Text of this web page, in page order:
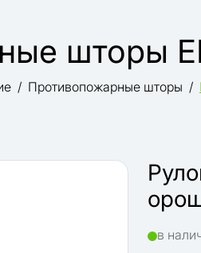
шторы
Противопожарные шторы
в